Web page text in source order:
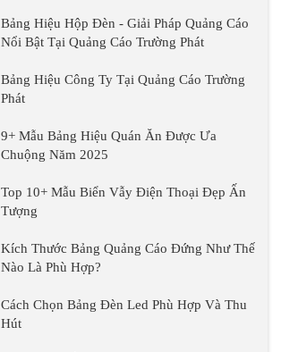
Bảng Hiệu Hộp Đèn - Giải Pháp Quảng Cáo
Nổi Bật Tại Quảng Cáo Trường Phát
Bảng Hiệu Công Ty Tại Quảng Cáo Trường
Phát
9+ Mẫu Bảng Hiệu Quán Ăn Được Ưa
Chuộng Năm 2025
Top 10+ Mẫu Biển Vẫy Điện Thoại Đẹp Ấn
Tượng
Kích Thước Bảng Quảng Cáo Đứng Như Thế
Nào Là Phù Hợp?
Cách Chọn Bảng Đèn Led Phù Hợp Và Thu
Hút